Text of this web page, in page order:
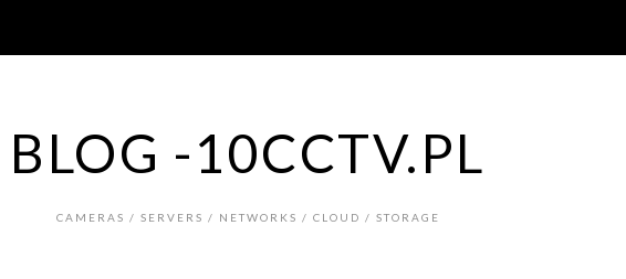
BLOG -10CCTV.PL
CAMERAS / SERVERS / NETWORKS / CLOUD / STORAGE